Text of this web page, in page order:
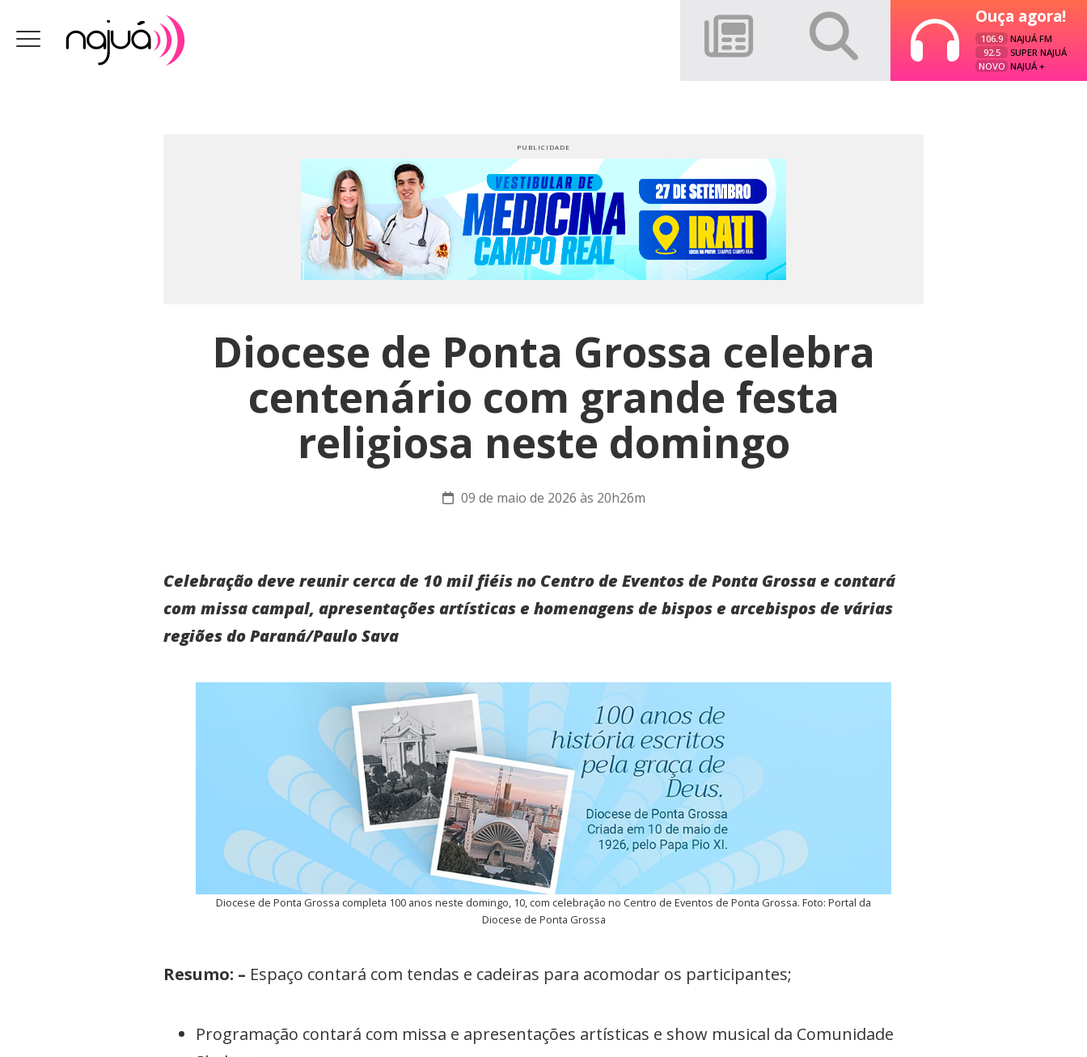
Ouça agora!
106.9
NAJUÁ FM
92.5
SUPER NAJUÁ
NOVO NAJUÁ +
Diocese de Ponta Grossa celebra
centenário com grande festa
religiosa neste domingo
09 de maio de 2026 às 20h26m
Celebração deve reunir cerca de 10 mil fiéis no Centro de Eventos de Ponta Grossa e contará
com missa campal, apresentações artísticas e homenagens de bispos e arcebispos de várias
regiões do Paraná/Paulo Sava
Diocese de Ponta Grossa completa 100 anos neste domingo, 10, com celebração no Centro de Eventos de Ponta Grossa. Foto: Portal da
Diocese de Ponta Grossa
Resumo: – Espaço contará com tendas e cadeiras para acomodar os participantes;
Programação contará com missa e apresentações artísticas e show musical da Comunidade